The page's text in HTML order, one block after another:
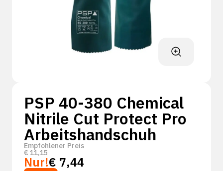
PSP 40-380 Chemical
Nitrile Cut Protect Pro
Arbeitshandschuh
Empfohlener Preis
€ 11,15
Nur!€ 7,44